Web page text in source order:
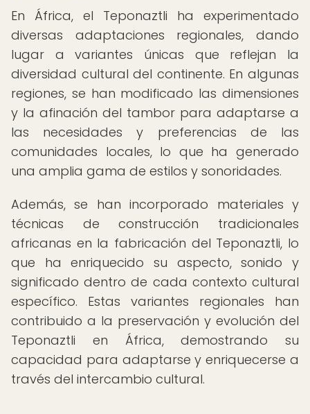
En África, el Teponaztli ha experimentado
diversas adaptaciones regionales, dando
lugar a variantes únicas que reflejan la
diversidad cultural del continente. En algunas
regiones, se han modificado las dimensiones
y la afinación del tambor para adaptarse a
las necesidades y preferencias de las
comunidades locales, lo que ha generado
una amplia gama de estilos y sonoridades.
Además, se han incorporado materiales y
técnicas de construcción tradicionales
africanas en la fabricación del Teponaztli, lo
que ha enriquecido su aspecto, sonido y
significado dentro de cada contexto cultural
específico. Estas variantes regionales han
contribuido a la preservación y evolución del
Teponaztli en África, demostrando su
capacidad para adaptarse y enriquecerse a
través del intercambio cultural.